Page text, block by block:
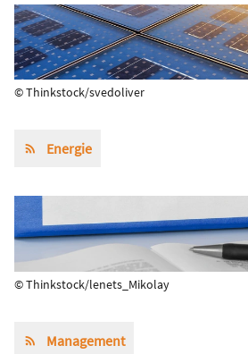
© Thinkstock/svedoliver
Energie
© Thinkstock/lenets_Mikolay
Management